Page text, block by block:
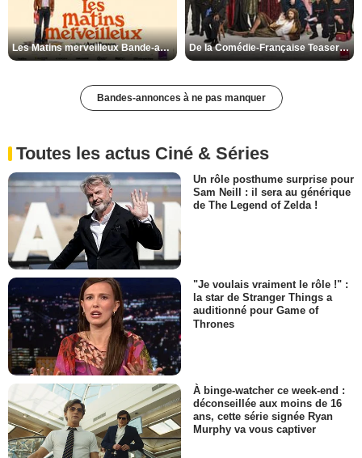
Les Matins merveilleux Bande-annonce VF De la Comédie-Française Teaser VF
Bandes-annonces à ne pas manquer
Toutes les actus Ciné & Séries
Un rôle posthume surprise pour
Sam Neill : il sera au générique
de The Legend of Zelda !
"Je voulais vraiment le rôle !" :
la star de Stranger Things a
auditionné pour Game of
Thrones
À binge-watcher ce week-end :
déconseillée aux moins de 16
ans, cette série signée Ryan
Murphy va vous captiver